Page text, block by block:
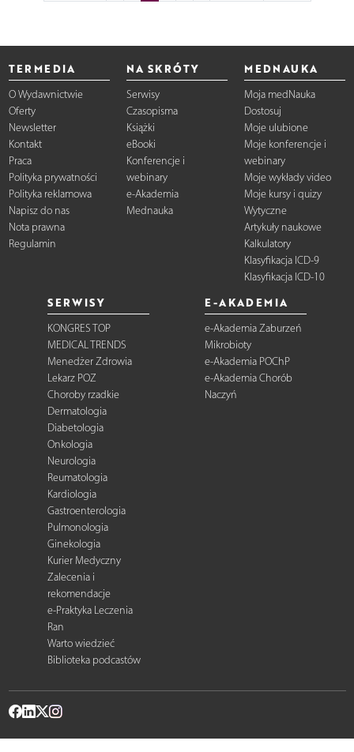
TERMEDIA
O Wydawnictwie
Oferty
Newsletter
Kontakt
Praca
Polityka prywatności
Polityka reklamowa
Napisz do nas
Nota prawna
Regulamin
NA SKRÓTY
Serwisy
Czasopisma
Książki
eBooki
Konferencje i
webinary
e-Akademia
Mednauka
MEDNAUKA
Moja medNauka
Dostosuj
Moje ulubione
Moje konferencje i
webinary
Moje wykłady video
Moje kursy i quizy
Wytyczne
Artykuły naukowe
Kalkulatory
Klasyfikacja ICD-9
Klasyfikacja ICD-10
SERWISY
KONGRES TOP
MEDICAL TRENDS
Menedżer Zdrowia
Lekarz POZ
Choroby rzadkie
Dermatologia
Diabetologia
Onkologia
Neurologia
Reumatologia
Kardiologia
Gastroenterologia
Pulmonologia
Ginekologia
Kurier Medyczny
Zalecenia i
rekomendacje
e-Praktyka Leczenia
Ran
Warto wiedzieć
Biblioteka podcastów
E-AKADEMIA
e-Akademia Zaburzeń
Mikrobioty
e-Akademia POChP
e-Akademia Chorób
Naczyń